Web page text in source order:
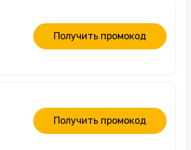
Получить промокод
Получить промокод